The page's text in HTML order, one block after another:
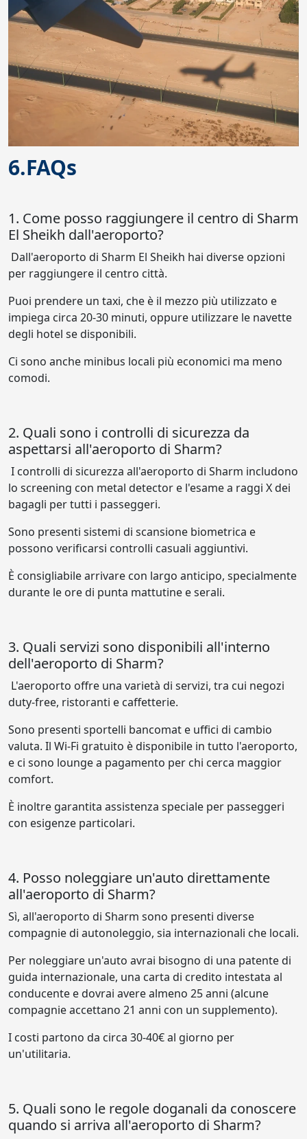
6.FAQs
1. Come posso raggiungere il centro di Sharm
El Sheikh dall'aeroporto?
Dall'aeroporto di Sharm El Sheikh hai diverse opzioni
per raggiungere il centro città.
Puoi prendere un taxi, che è il mezzo più utilizzato e
impiega circa 20-30 minuti, oppure utilizzare le navette
degli hotel se disponibili.
Ci sono anche minibus locali più economici ma meno
comodi.
2. Quali sono i controlli di sicurezza da
aspettarsi all'aeroporto di Sharm?
I controlli di sicurezza all'aeroporto di Sharm includono
lo screening con metal detector e l'esame a raggi X dei
bagagli per tutti i passeggeri.
Sono presenti sistemi di scansione biometrica e
possono verificarsi controlli casuali aggiuntivi.
È consigliabile arrivare con largo anticipo, specialmente
durante le ore di punta mattutine e serali.
3. Quali servizi sono disponibili all'interno
dell'aeroporto di Sharm?
L'aeroporto offre una varietà di servizi, tra cui negozi
duty-free, ristoranti e caffetterie.
Sono presenti sportelli bancomat e uffici di cambio
valuta. Il Wi-Fi gratuito è disponibile in tutto l'aeroporto,
e ci sono lounge a pagamento per chi cerca maggior
comfort.
È inoltre garantita assistenza speciale per passeggeri
con esigenze particolari.
4. Posso noleggiare un'auto direttamente
all'aeroporto di Sharm?
Sì, all'aeroporto di Sharm sono presenti diverse
compagnie di autonoleggio, sia internazionali che locali.
Per noleggiare un'auto avrai bisogno di una patente di
guida internazionale, una carta di credito intestata al
conducente e dovrai avere almeno 25 anni (alcune
compagnie accettano 21 anni con un supplemento).
I costi partono da circa 30-40€ al giorno per
un'utilitaria.
5. Quali sono le regole doganali da conoscere
quando si arriva all'aeroporto di Sharm?